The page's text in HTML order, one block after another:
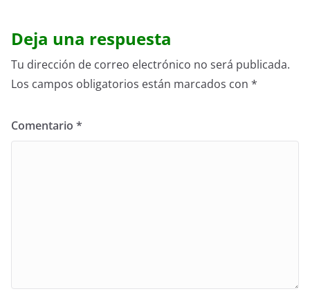
Deja una respuesta
Tu dirección de correo electrónico no será publicada.
Los campos obligatorios están marcados con *
Comentario *